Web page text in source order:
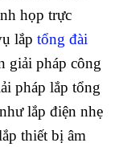
họp trực
lắp tổng đài
giải pháp công
pháp lắp tổng
lắp điện nhẹ
thiết bị âm